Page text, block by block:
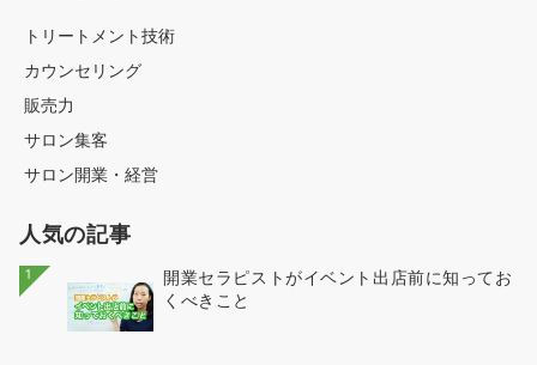
トリートメント技術
カウンセリング
販売力
サロン集客
サロン開業・経営
人気の記事
1
開業セラピストがイベント出店前に知ってお
くべきこと